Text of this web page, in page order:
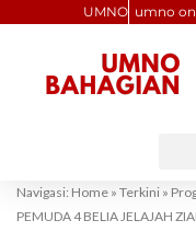
content
UMNO umno
Navigasi: Home » Terkini »
PEMUDA 4 BELIA JELAJAH